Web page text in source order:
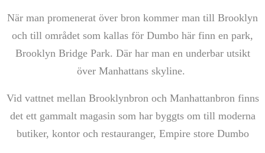
När man promenerat över bron kommer man till Brooklyn
och till området som kallas för Dumbo här finn en park,
Brooklyn Bridge Park. Där har man en underbar utsikt
över Manhattans skyline.
Vid vattnet mellan Brooklynbron och Manhattanbron finns
det ett gammalt magasin som har byggts om till moderna
butiker, kontor och restauranger, Empire store Dumbo